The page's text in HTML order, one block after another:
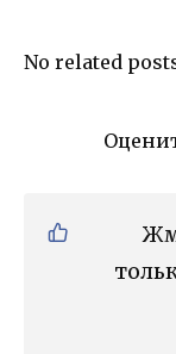
No related